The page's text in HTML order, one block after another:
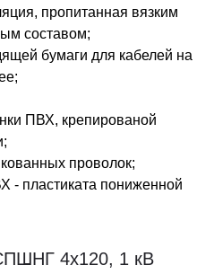
пропитанная вязким
составом;
бумаги для кабелей на
ПВХ, крепированой
проволок;
- пластиката пониженной
4х120, 1 кВ